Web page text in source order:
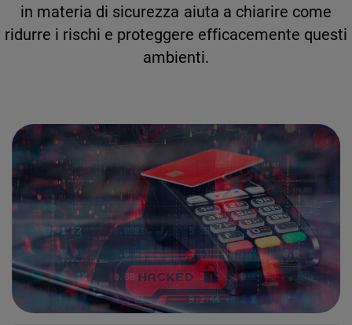
in materia di sicurezza aiuta a chiarire come
ridurre i rischi e proteggere efficacemente questi
ambienti.